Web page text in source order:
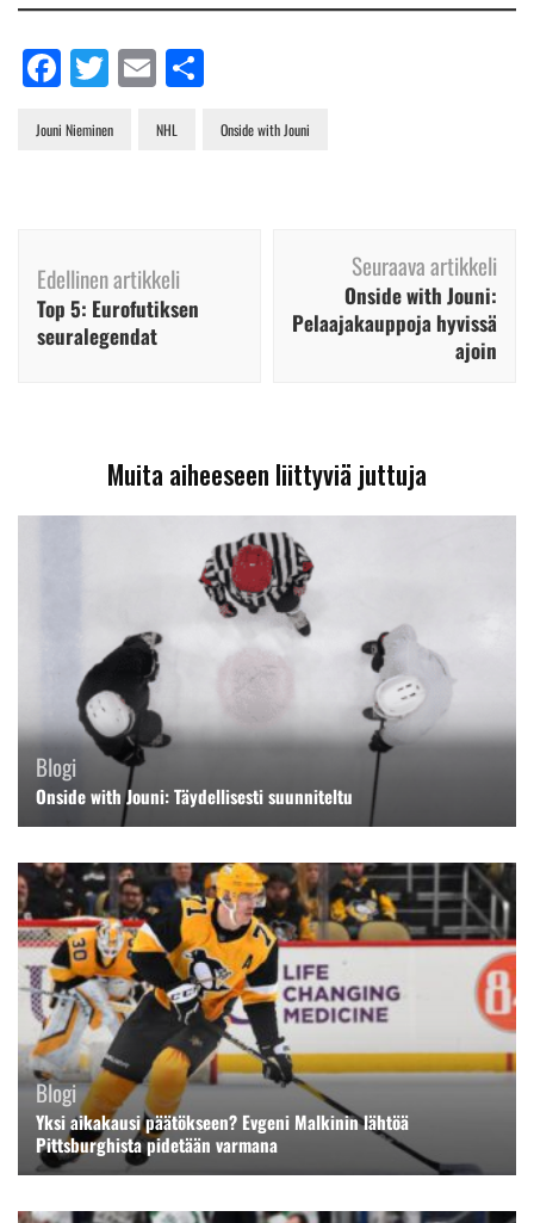
Facebook
Twitter
Email
Jouni Nieminen NHL Onside with Jouni
selaus
Edellinen artikkeli
Top 5: Eurofutiksen
seuralegendat
Seuraava artikkeli
Onside with Jouni:
Pelaajakauppoja hyvissä
ajoin
Muita aiheeseen liittyviä juttuja
Blogi
Onside with Jouni: Täydellisesti suunniteltu
Blogi
Yksi aikakausi päätökseen? Evgeni Malkinin lähtöä
Pittsburghista pidetään varmana